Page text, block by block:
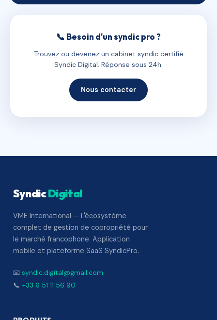
📞 Besoin d'un syndic pro ?
Trouvez ou devenez un cabinet syndic certifié
Syndic Digital. Réponse sous 24h.
Nous contacter
SyndicDigital
VME International — L'écosystème
complet de gestion de copropriété pour
le marché francophone. Application
mobile et plateforme SaaS SyndicPro.
📧 syndic.digital@gmail.com
📞 +33 6 51 11 56 90